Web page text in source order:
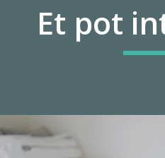
Et pot